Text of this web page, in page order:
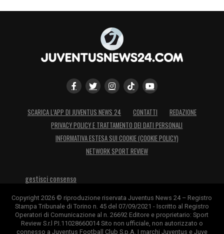
SCARICA L’APP DI JUVENTUS NEWS 24 CONTATTI
REDAZIONE
PRIVACY POLICY E TRATTAMENTO DEI DATI PERSONALI
INFORMATIVA ESTESA SUI COOKIE (COOKIE POLICY)
NETWORK SPORT REVIEW
gestisci consenso
Copyright 2026 © riproduzione riservata Juventus News 24 – Registro
Stampa Tribunale di Torino n. 45 del 07/09/2021 - Iscritto al Registro
Operatori di Comunicazione al n. 26692 Editore e proprietario: Sport
Review S.r.l P.I.11028660014 Sito non ufficiale, non autorizzato o
connesso a Juventus Football Club S.p.A. I marchi Juventus e Juve